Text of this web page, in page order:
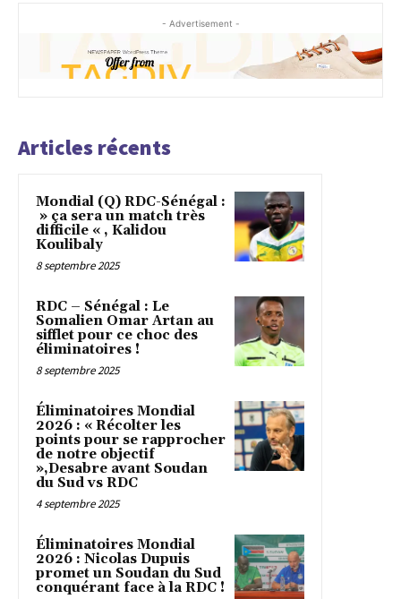
- Advertisement -
Articles récents
Mondial (Q) RDC-Sénégal :
» ça sera un match très
difficile « , Kalidou
Koulibaly
8 septembre 2025
RDC – Sénégal : Le
Somalien Omar Artan au
sifflet pour ce choc des
éliminatoires !
8 septembre 2025
Éliminatoires Mondial
2026 : « Récolter les
points pour se rapprocher
de notre objectif
»,Desabre avant Soudan
du Sud vs RDC
4 septembre 2025
Éliminatoires Mondial
2026 : Nicolas Dupuis
promet un Soudan du Sud
conquérant face à la RDC !